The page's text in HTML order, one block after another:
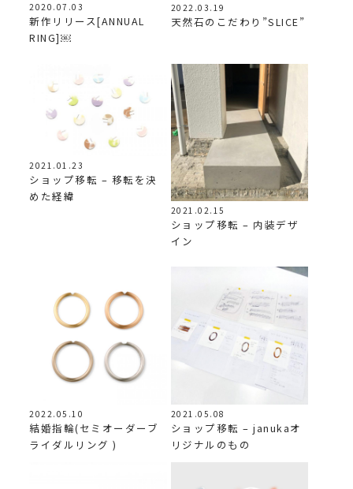
2020.07.03
新作リリース[ANNUAL
RING]￼
2022.03.19
天然石のこだわり”SLICE”
2021.01.23
ショップ移転 – 移転を決
めた経緯
2021.02.15
ショップ移転 – 内装デザ
イン
2022.05.10
結婚指輪(セミオーダーブ
ライダルリング )
2021.05.08
ショップ移転 – janukaオ
リジナルのもの